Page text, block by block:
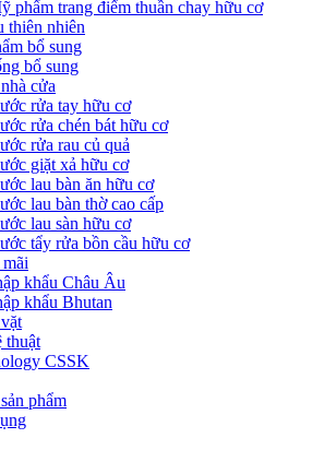
phẩm trang điểm thuần chay hữu cơ
thiên nhiên
bổ sung
bổ sung
cửa
rửa tay hữu cơ
rửa chén bát hữu cơ
rửa rau củ quả
giặt xả hữu cơ
lau bàn ăn hữu cơ
lau bàn thờ cao cấp
lau sàn hữu cơ
tẩy rửa bồn cầu hữu cơ
khẩu Châu Âu
khẩu Bhutan
thuật
CSSK
phẩm